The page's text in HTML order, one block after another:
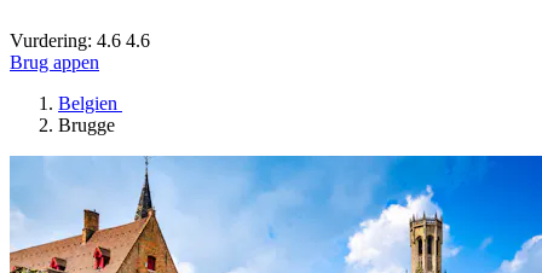
Vurdering: 4.6 4.6
Brug appen
Belgien
Brugge